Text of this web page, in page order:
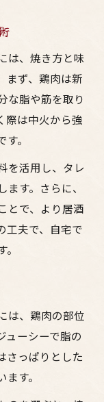
は、焼き方と味
まず、鶏肉は新
な脂や筋を取り
際は中火から強
。
を活用し、タレ
す。さらに、
とで、より居酒
工夫で、自宅で
は、鶏肉の部位
ューシーで脂の
さっぱりとした
す。